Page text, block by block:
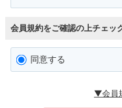
会員規約をご確認の上チェッ
同意する
▼会員